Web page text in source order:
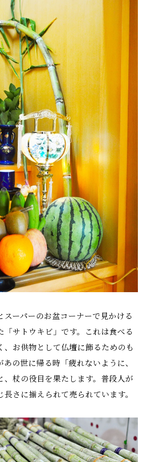
スーパーのお盆コーナーで見かける
「サトウキビ」です。これは食べる
、お供物として仏壇に飾るためのも
の世に帰る時「疲れないように、
、杖の役目を果たします。普段人が
さに揃えられて売られています。